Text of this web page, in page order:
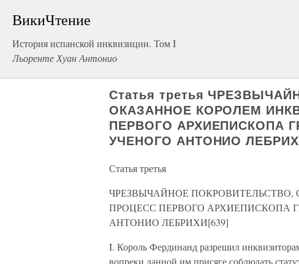
ВикиЧтение
История испанской инквизиции. Том I
Льоренте Хуан Антонио
Статья третья
ОКАЗАННОЕ КОРОЛЕМ
ПЕРВОГО АРХИЕПИСКОПА
УЧЕНОГО АНТОНИО
Статья третья
ЧРЕЗВЫЧАЙНОЕ
ПРОЦЕСС ПЕРВОГО АРХИЕПИСКОПА
АНТОНИО ЛЕБРИХИ[639]
I. Король Фердинанд разрешил
вопреки данной им присяге соблюдать